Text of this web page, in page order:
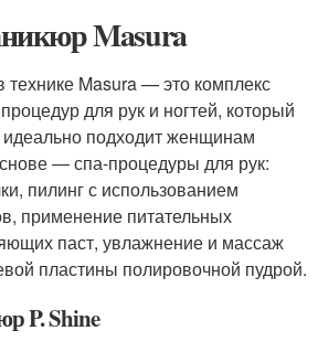
Masura
Masura — это комплекс
для рук и ногтей, который
подходит женщинам
— спа-процедуры для рук:
пилинг с использованием
применение питательных
паст, увлажнение и массаж
пластины полировочной пудрой.
P. Shine